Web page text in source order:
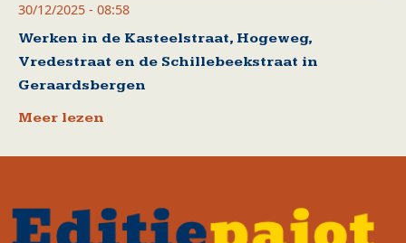
30/12/2025 - 08:58
Werken in de Kasteelstraat, Hogeweg,
Vredestraat en de Schillebeekstraat in
Geraardsbergen
Meer lezen